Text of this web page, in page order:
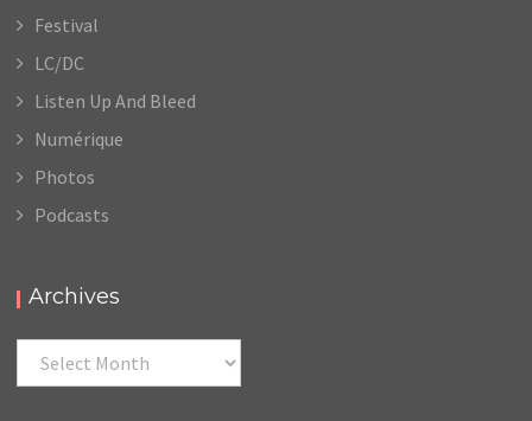
Festival
LC/DC
Listen Up And Bleed
Numérique
Photos
Podcasts
Archives